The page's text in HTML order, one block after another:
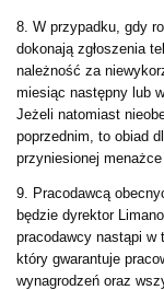
8. W przypadku, gdy
dokonają zgłoszenia
należność za
miesiąc następny lub
Jeżeli natomiast
poprzednim, to obiad
przyniesionej
9. Pracodawcą
będzie dyrektor
pracodawcy nastąpi w
który gwarantuje
wynagrodzeń oraz